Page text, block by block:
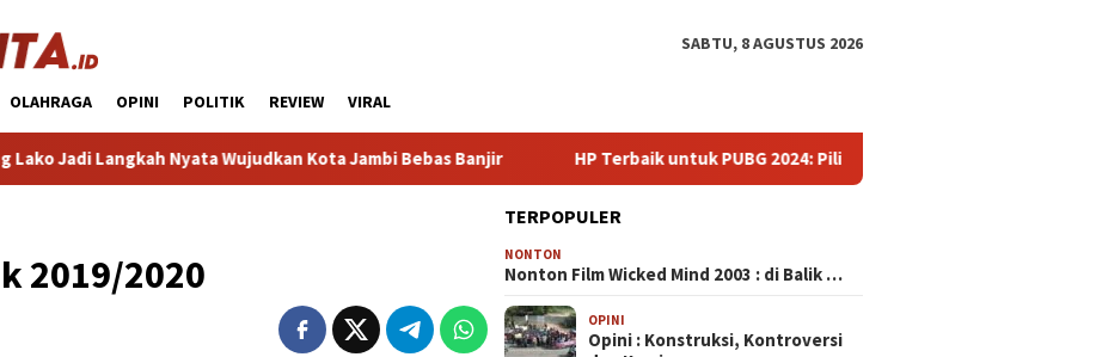
SABTU, 8 AGUSTUS 2026
OLAHRAGA OPINI POLITIK REVIEW VIRAL
Langkah Nyata Wujudkan Kota Jambi Bebas Banjir HP Terbaik untuk PUBG 2024: Pilihan Smartphone Gaming yang
2019/2020
TERPOPULER
NONTON
Nonton Film Wicked Mind 2003 : di Balik …
OPINI
Opini : Konstruksi, Kontroversi